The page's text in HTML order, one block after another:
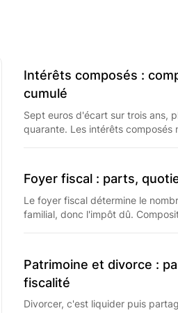
changeant ainsi de manière
Intérêts composés :
cumulé
Sept euros d'écart sur trois ans,
quarante. Les intérêts composés
Foyer fiscal : parts,
Le foyer fiscal détermine le
familial, donc l'impôt dû.
Patrimoine et divorce :
fiscalité
Divorcer, c'est liquider puis